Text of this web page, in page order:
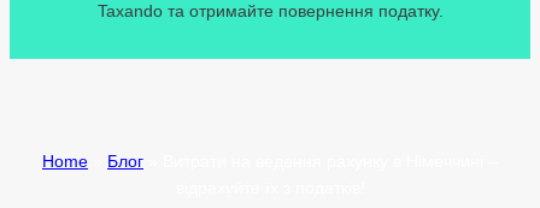
Taxando та отримайте повернення податку.
Home Блог